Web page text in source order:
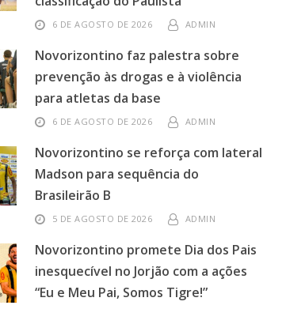
6 DE AGOSTO DE 2026 ADMIN
Novorizontino faz palestra sobre
prevenção às drogas e à violência
para atletas da base
6 DE AGOSTO DE 2026 ADMIN
Novorizontino se reforça com lateral
Madson para sequência do
Brasileirão B
5 DE AGOSTO DE 2026 ADMIN
Novorizontino promete Dia dos Pais
inesquecível no Jorjão com a ações
“Eu e Meu Pai, Somos Tigre!”